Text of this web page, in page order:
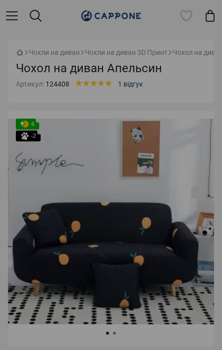
Чохли на диван Чохли на диван 3D Принт Чохол на
Чохол на диван Апельсин
Артикул: 124408 1 відгук
6
-2